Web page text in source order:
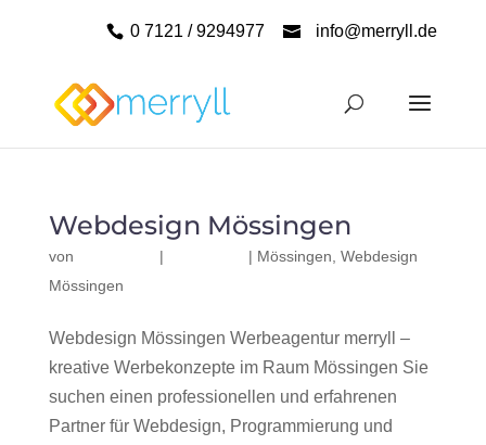
0 7121 / 9294977 info@merryll.de
Webdesign Mössingen
von | | Mössingen Webdesign
Mössingen
Webdesign Mössingen Werbeagentur merryll –
kreative Werbekonzepte im Raum Mössingen Sie
suchen einen professionellen und erfahrenen
Partner für Webdesign, Programmierung und